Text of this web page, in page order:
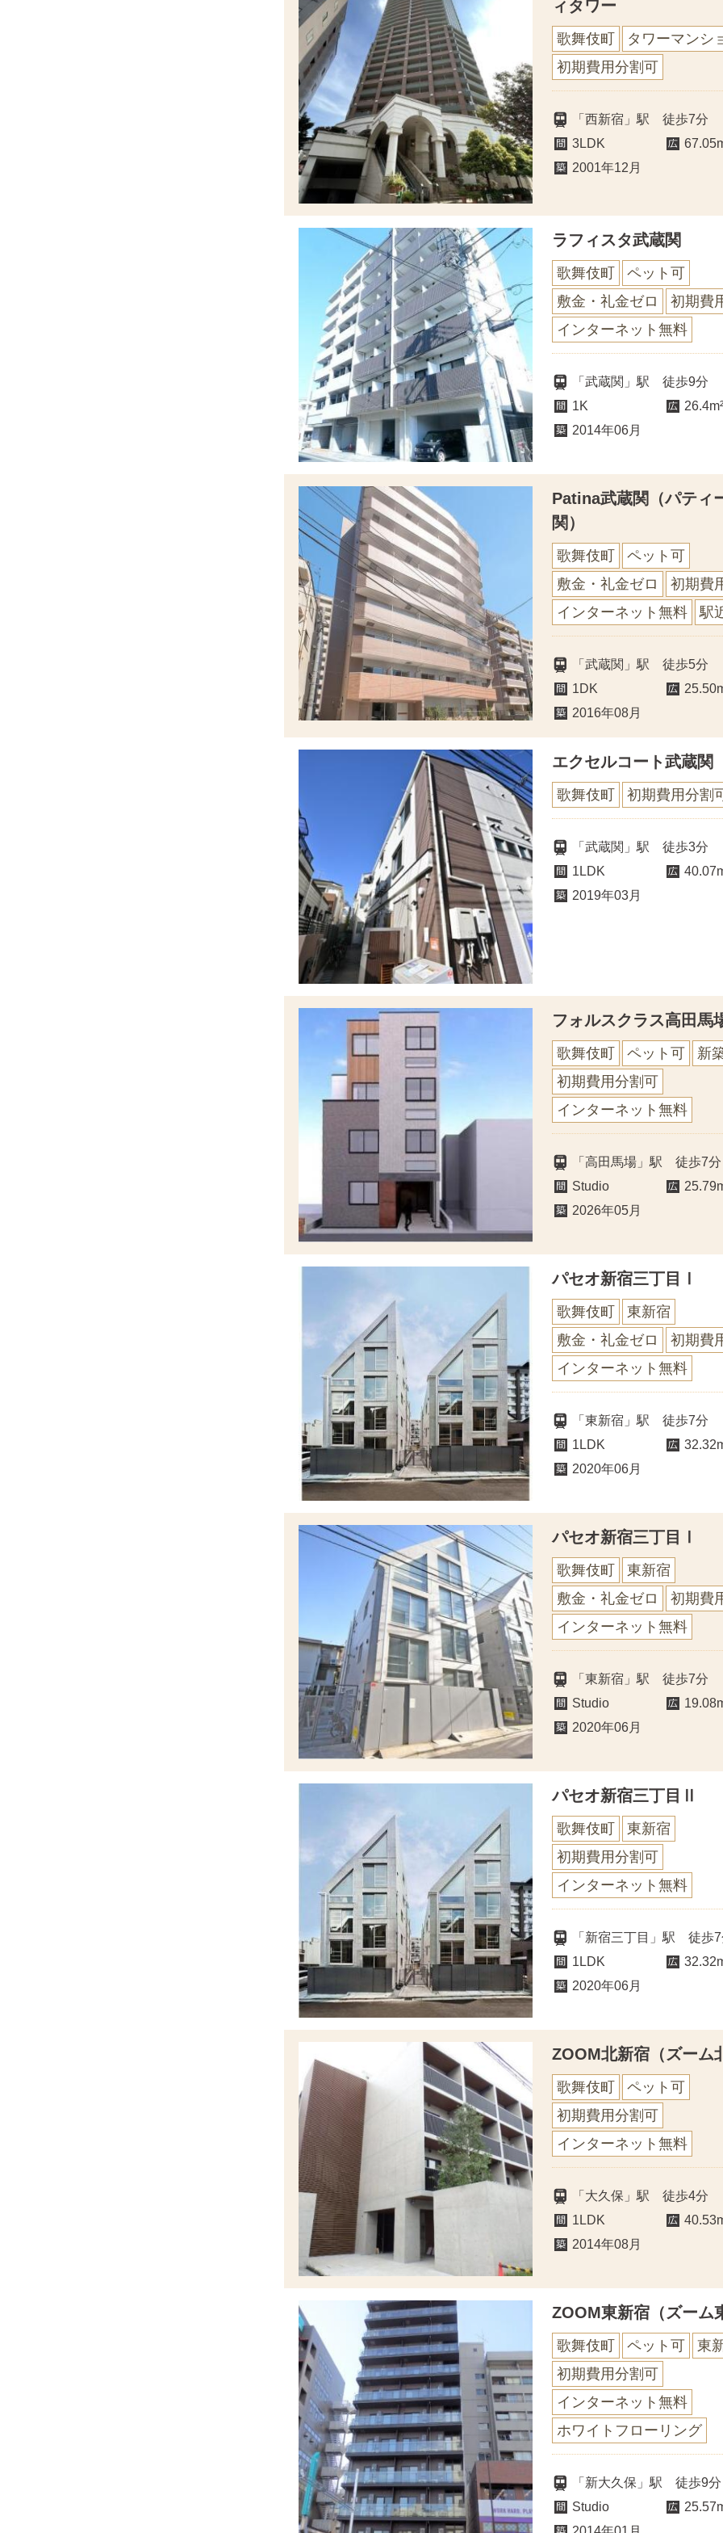
ィタワー
歌舞伎町
タワーマンシ
初期費用分割可
「西新宿」駅 徒歩7分
3LDK
2001年12月
ラフィスタ武蔵関
歌舞伎町
ペット可
敷金・礼金ゼロ
初期費
インターネット無料
「武蔵関」駅 徒歩9分
1K
2014年06月
Patina武蔵関（パティ
関）
歌舞伎町
ペット可
敷金・礼金ゼロ
初期費
インターネット無料
駅
「武蔵関」駅 徒歩5分
1DK
2016年08月
エクセルコート武蔵関
歌舞伎町 初期費用分割
「武蔵関」駅 徒歩3分
1LDK
2019年03月
フォルスクラス高田馬
歌舞伎町 ペット可
新
初期費用分割可
インターネット無料
「高田馬場」駅 徒歩7分
Studio
2026年05月
パセオ新宿三丁目Ⅰ
歌舞伎町
東新宿
敷金・礼金ゼロ
初期費
インターネット無料
「東新宿」駅 徒歩7分
1LDK
2020年06月
パセオ新宿三丁目Ⅰ
歌舞伎町
東新宿
敷金・礼金ゼロ
初期費
インターネット無料
「東新宿」駅 徒歩7分
Studio
2020年06月
パセオ新宿三丁目Ⅱ
歌舞伎町
東新宿
初期費用分割可
インターネット無料
「新宿三丁目」駅 徒歩7
1LDK
2020年06月
ZOOM北新宿（ズーム
歌舞伎町
ペット可
初期費用分割可
インターネット無料
「大久保」駅 徒歩4分
1LDK
2014年08月
ZOOM東新宿（ズーム
歌舞伎町 ペット可
東
初期費用分割可
インターネット無料
ホワイトフローリング
「新大久保」駅 徒歩9分
Studio